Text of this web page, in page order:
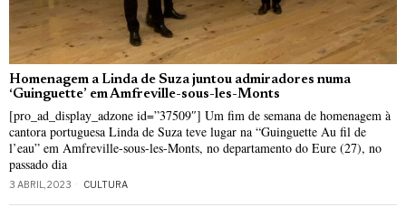
Homenagem a Linda de Suza juntou admiradores numa
‘Guinguette’ em Amfreville-sous-les-Monts
[pro_ad_display_adzone id=”37509″] Um fim de semana de homenagem à
cantora portuguesa Linda de Suza teve lugar na “Guinguette Au fil de
l’eau” em Amfreville-sous-les-Monts, no departamento do Eure (27), no
passado dia
3 ABRIL, 2023 CULTURA